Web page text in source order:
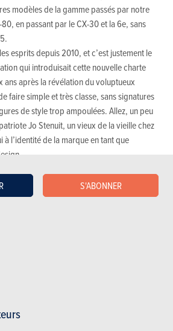
S'ABONNER
modèles de la gamme passés par notre
en passant par le CX-30 et la 6e, sans
esprits depuis 2010, et c’est justement le
qui introduisait cette nouvelle charte
ans après la révélation du voluptueux
faire simple et très classe, sans signatures
de style trop ampoulées. Allez, un peu
Jo Stenuit, un vieux de la vieille chez
à l’identité de la marque en tant que
et renforce l’univers particulier (distingué) de
commerciaux de la marque, mais pas le
et proche de ses clients.
Le «5» s’invitait dans la danse des
C, conçus pour séduire aussi l’Europe, à